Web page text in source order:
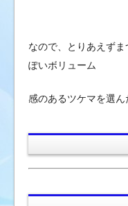
なので、とりあえず
ぽいボリューム
感のあるツケマを選ん